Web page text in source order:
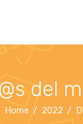
del
Home 2022